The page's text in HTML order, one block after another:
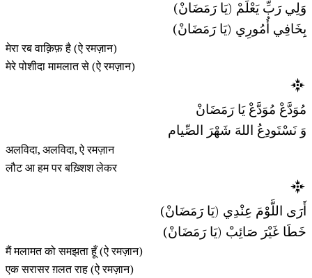
وَلِي رَبِّ يَعْلَمْ (يَا رَمَضَانْ)
بِخَافِي أُمُورِي (يَا رَمَضَانْ)
मेरा रब वाक़िफ़ है (ऐ रमज़ान)
मेरे पोशीदा मामलात से (ऐ रमज़ान)
مُوَدَّعْ مُوَدَّعْ يَا رَمَضَانْ
وَ نَسْتَودِعُ اللهَ شَهْرَ الصِّيام
अलविदा, अलविदा, ऐ रमज़ान
लौट आ हम पर बख़्शिश लेकर
أَرَى اللَّوْمَ عِنْدِي (يَا رَمَضَانْ)
خَطَا غَيْرَ صَائِبْ (يَا رَمَضَانْ)
मैं मलामत को समझता हूँ (ऐ रमज़ान)
एक सरासर ग़लत राह (ऐ रमज़ान)